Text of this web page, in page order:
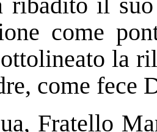
come
la
come fece
Fratello